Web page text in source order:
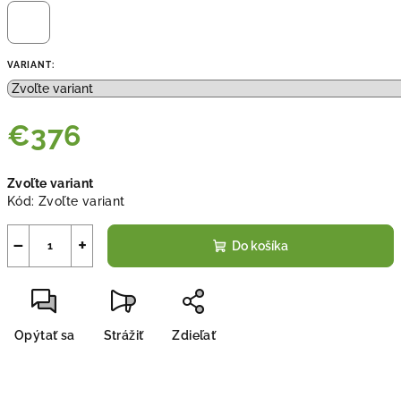
VARIANT:
€376
cena:
Zvoľte variant
Kód: Zvoľte variant
+
− Do košíka
Opýtať sa Strážiť Zdieľať